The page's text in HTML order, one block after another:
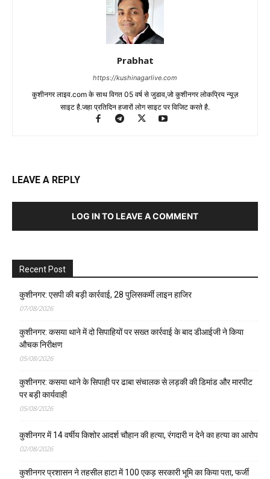
Prabhat
https://kushinagarlive.com
कुशीनगर लाइव.com के साथ विगत 05 वर्ष से जुडाव,जो कुशीनगर लोकप्रिय न्यूज़
साइट है.जहा प्रतिदिन हजारों लोग साइट पर विजिट करते है.
LEAVE A REPLY
LOG IN TO LEAVE A COMMENT
Recent Post
कुशीनगर: एसपी की बड़ी कार्रवाई, 28 पुलिसकर्मी लाइन हाजिर
07/08/2026
कुशीनगर: कसया थाने में दो सिपाहियों पर सख्त कार्रवाई के बाद डीआईजी ने किया
औचक निरीक्षण
05/08/2026
कुशीनगर: कसया थाने के सिपाही पर ढाबा संचालक से लड़की की डिमांड और मारपीट
पर बड़ी कार्यवाही
05/08/2026
कुशीनगर में 14 वर्षीय किशोर आदर्श चौहान की हत्या, रंगदारी न देने का हत्या का आरोप
02/08/2026
कुशीनगर प्रशासन ने तहसील हाटा में 100 एकड़ सरकारी भूमि का किया पता, फर्जी